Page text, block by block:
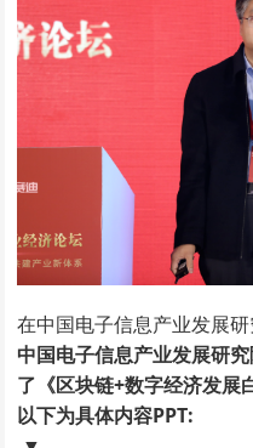
在中国电子信息产业发展
中国电子信息产业发展研
了《区块链+数字经济发展
以下为具体内容PPT: